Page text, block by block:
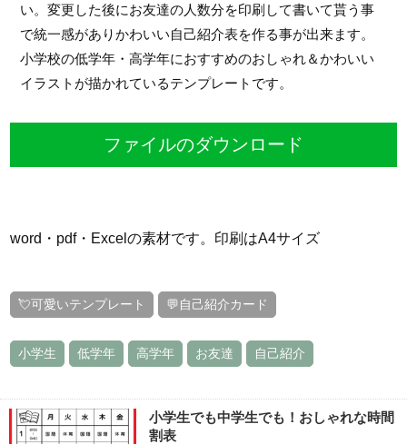
い。変更した後にお友達の人数分を印刷して書いて貰う事
で統一感がありかわいい自己紹介表を作る事が出来ます。
小学校の低学年・高学年におすすめのおしゃれ＆かわいい
イラストが描かれているテンプレートです。
ファイルのダウンロード
word・pdf・Excelの素材です。印刷はA4サイズ
💘可愛いテンプレート 💬自己紹介カード
小学生 低学年 高学年 お友達 自己紹介
小学生でも中学生でも！おしゃれな時間
割表